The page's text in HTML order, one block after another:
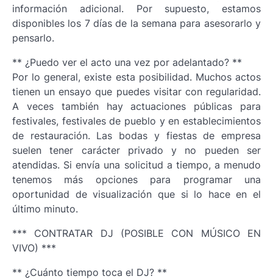
información adicional. Por supuesto, estamos
disponibles los 7 días de la semana para asesorarlo y
pensarlo.
** ¿Puedo ver el acto una vez por adelantado? **
Por lo general, existe esta posibilidad. Muchos actos
tienen un ensayo que puedes visitar con regularidad.
A veces también hay actuaciones públicas para
festivales, festivales de pueblo y en establecimientos
de restauración. Las bodas y fiestas de empresa
suelen tener carácter privado y no pueden ser
atendidas. Si envía una solicitud a tiempo, a menudo
tenemos más opciones para programar una
oportunidad de visualización que si lo hace en el
último minuto.
*** CONTRATAR DJ (POSIBLE CON MÚSICO EN
VIVO) ***
** ¿Cuánto tiempo toca el DJ? **